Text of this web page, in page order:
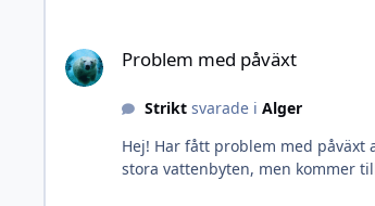
Problem med påväxt
Striktsvarade i Alger
Hej! Har fått problem med påväxt av någon brunröd alg eller annat som är envist att bli av med. Sitter löst som cyano och går lätt att skrubba bort, har gjort det och sen gjort
stora vattenbyten, men kommer